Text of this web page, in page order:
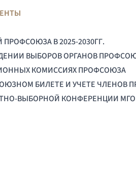
В 2025-2030ГГ.
ВЫБОРОВ ОРГАНОВ
КОМИССИЯХ ПРОФСОЮЗА
БИЛЕТЕ И УЧЕТЕ ЧЛЕНОВ
ВЫБОРНОЙ КОНФЕРЕНЦИИ